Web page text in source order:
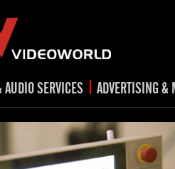
AUDIO SERVICES
TV spots
RADIO spots
Post production
| ADVERTISING &
TV